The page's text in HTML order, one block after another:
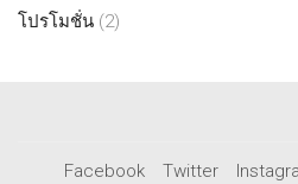
โปรโมชั่น (2)
Facebook Twitter